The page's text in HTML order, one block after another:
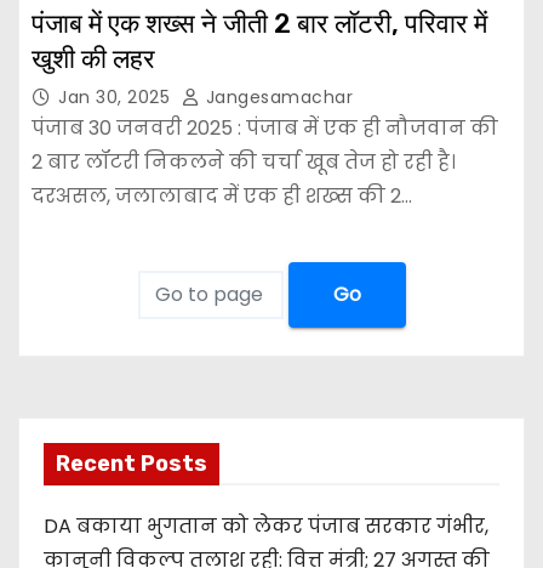
पंजाब में एक शख्स ने जीती 2 बार लॉटरी, परिवार में
खुशी की लहर
Jan 30, 2025 Jangesamachar
पंजाब 30 जनवरी 2025 : पंजाब में एक ही नौजवान की
2 बार लॉटरी निकलने की चर्चा खूब तेज हो रही है।
दरअसल, जलालाबाद में एक ही शख्स की 2…
Go
Recent Posts
DA बकाया भुगतान को लेकर पंजाब सरकार गंभीर,
कानूनी विकल्प तलाश रही: वित्त मंत्री; 27 अगस्त की